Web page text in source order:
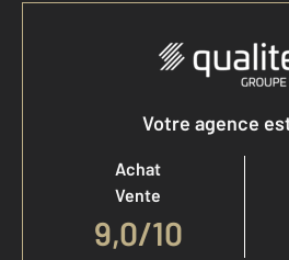
Votre agence
Achat
Vente
9,0/10